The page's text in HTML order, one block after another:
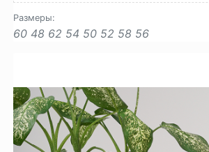
Размеры:
60 48 62 54 50 52 58 56